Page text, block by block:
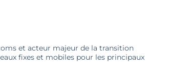
et acteur majeur de la transition
fixes et mobiles pour les principaux